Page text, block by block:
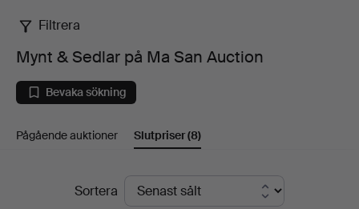
Mynt
Sedlar
på
Filtrera
Mynt & Sedlar på Ma San Auction
Bevaka sökning
Pågående auktioner Slutpriser(8)
SlutpriserSortera